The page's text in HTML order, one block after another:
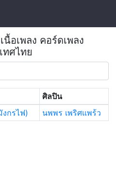
นื้อเพลง คอร์ดเพลง
ทศไทย
ศิลปิน
กรไฟ)
นพพร เพริศแพร้ว